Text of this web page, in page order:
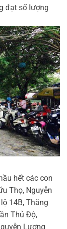
đạt số lượng
hết các con
Thọ, Nguyễn
14B, Thăng
Thủ Độ,
Lương